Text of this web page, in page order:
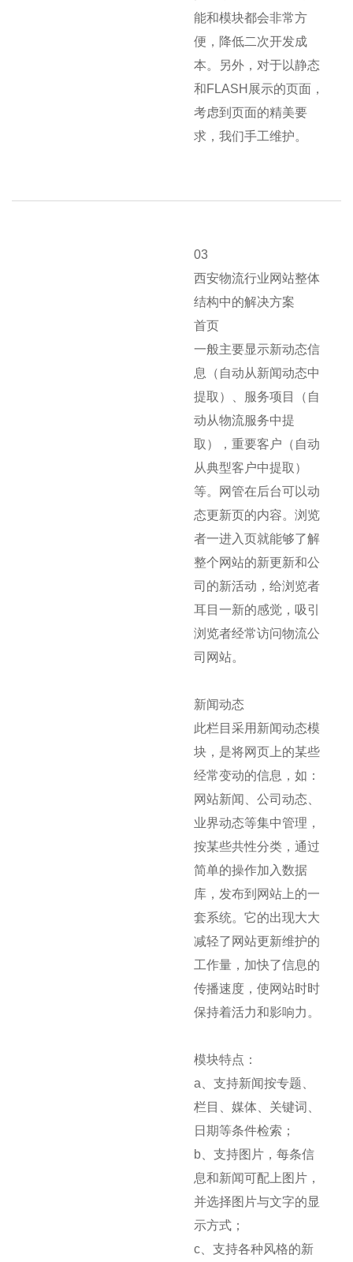
能和模块都会非常方
便，降低二次开发成
本。另外，对于以静态
和FLASH展示的页面，
考虑到页面的精美要
求，我们手工维护。
03
西安物流行业网站整体
结构中的解决方案
首页
一般主要显示新动态信
息（自动从新闻动态中
提取）、服务项目（自
动从物流服务中提
取），重要客户（自动
从典型客户中提取）
等。网管在后台可以动
态更新页的内容。浏览
者一进入页就能够了解
整个网站的新更新和公
司的新活动，给浏览者
耳目一新的感觉，吸引
浏览者经常访问物流公
司网站。
新闻动态
此栏目采用新闻动态模
块，是将网页上的某些
经常变动的信息，如：
网站新闻、公司动态、
业界动态等集中管理，
按某些共性分类，通过
简单的操作加入数据
库，发布到网站上的一
套系统。它的出现大大
减轻了网站更新维护的
工作量，加快了信息的
传播速度，使网站时时
保持着活力和影响力。
模块特点：
a、支持新闻按专题、
栏目、媒体、关键词、
日期等条件检索；
b、支持图片，每条信
息和新闻可配上图片，
并选择图片与文字的显
示方式；
c、支持各种风格的新